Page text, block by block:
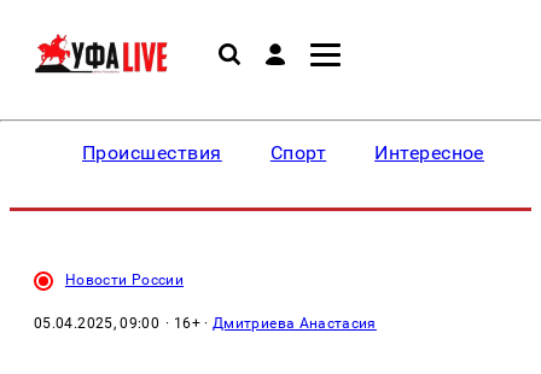
Происшествия Спорт Интересное
Новости России
05.04.2025, 09:00 · 16+ ·Дмитриева Анастасия